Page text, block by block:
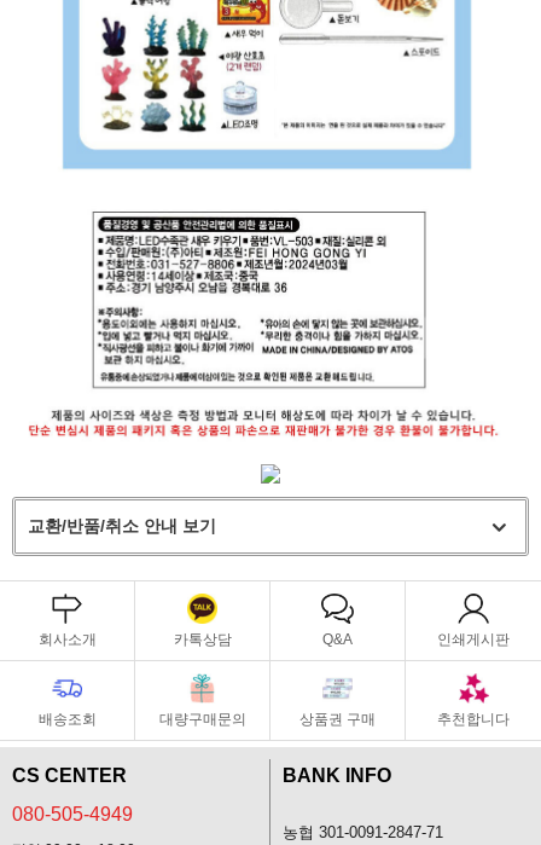
교환/반품/취소 안내 보기
회사소개 카톡상담 Q&A 인쇄게시판
배송조회 대량구매문의 상품권 구매 추천합니다
CS CENTER
080-505-4949
BANK INFO
농협 301-0091-2847-71